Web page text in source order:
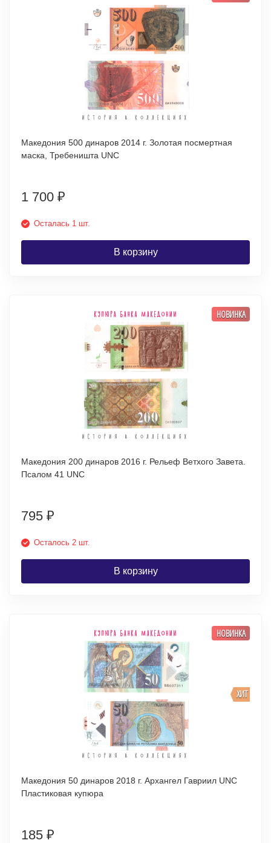
Македония 500 динаров 2014 г. Золотая посмертная
маска, Требеништа UNC
1 700 ₽
Осталась 1 шт.
В корзину
НОВИНКА
Македония 200 динаров 2016 г. Рельеф Ветхого Завета.
Псалом 41 UNC
795 ₽
Осталось 2 шт.
В корзину
ХИТ
НОВИНКА
Македония 50 динаров 2018 г. Архангел Гавриил UNC
Пластиковая купюра
185 ₽